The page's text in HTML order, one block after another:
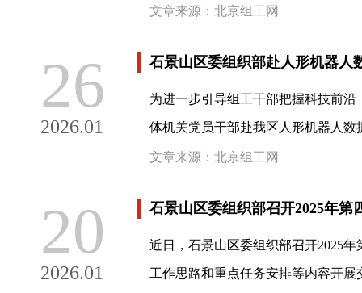
文章来源：北京组工网
26
2026.01
石景山区委组织部赴人形机器人
为进一步引导组工干部把握科技前
体机关党员干部赴我区人形机器人
文章来源：北京组工网
20
2026.01
石景山区委组织部召开2025年第
近日，石景山区委组织部召开2025
工作思路和重点任务安排等内容开